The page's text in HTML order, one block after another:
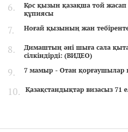
Қос қызын қазақша той
құпиясы
Ноғай қызының жан
Димаштың әні шыға сала
сілкіндірді: (ВИДЕО)
7 мамыр - Отан қорғаушылар
Қазақстандықтар визасыз 71